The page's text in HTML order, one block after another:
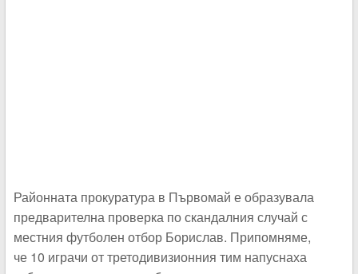
Районната прокуратура в Първомай е образувала
предварителна проверка по скандалния случай с
местния футболен отбор Борислав. Припомняме,
че 10 играчи от третодивизионния тим напуснаха